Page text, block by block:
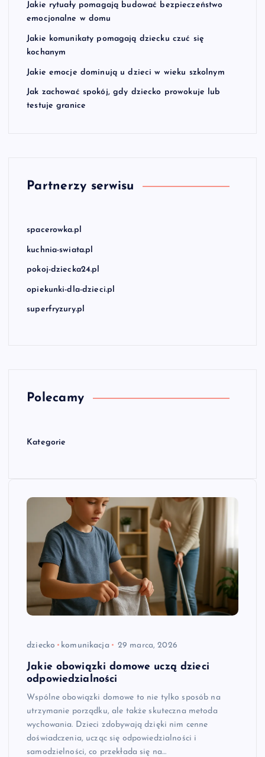
Jakie rytuały pomagają budować bezpieczeństwo
emocjonalne w domu
Jakie komunikaty pomagają dziecku czuć się
kochanym
Jakie emocje dominują u dzieci w wieku szkolnym
Jak zachować spokój, gdy dziecko prowokuje lub
testuje granice
Partnerzy serwisu
spacerowka.pl
kuchnia-swiata.pl
pokoj-dziecka24.pl
opiekunki-dla-dzieci.pl
superfryzury.pl
Polecamy
Kategorie
dziecko komunikacja 29 marca, 2026
Jakie obowiązki domowe uczą dzieci
odpowiedzialności
Wspólne obowiązki domowe to nie tylko sposób na
utrzymanie porządku, ale także skuteczna metoda
wychowania. Dzieci zdobywają dzięki nim cenne
doświadczenia, ucząc się odpowiedzialności i
samodzielności, co przekłada się na…